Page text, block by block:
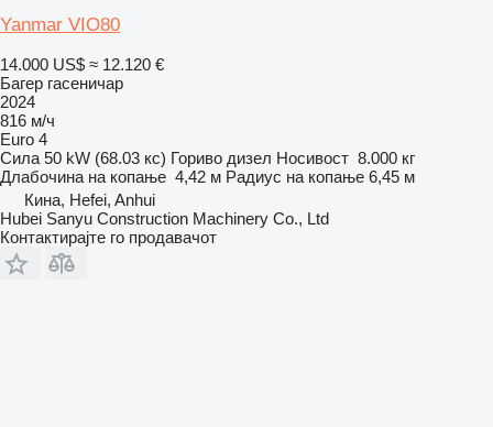
Yanmar VIO80
14.000 US$ ≈ 12.120 €
Багер гасеничар
2024
816 м/ч
Euro 4
Сила 50 kW (68.03 кс) Гориво дизел Носивост 8.000 кг
Длабочина на копање 4,42 м Радиус на копање 6,45 м
Кина, Hefei, Anhui
Hubei Sanyu Construction Machinery Co., Ltd
Контактирајте го продавачот